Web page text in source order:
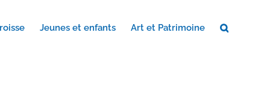
Jeunes et enfants Art et Patrimoine